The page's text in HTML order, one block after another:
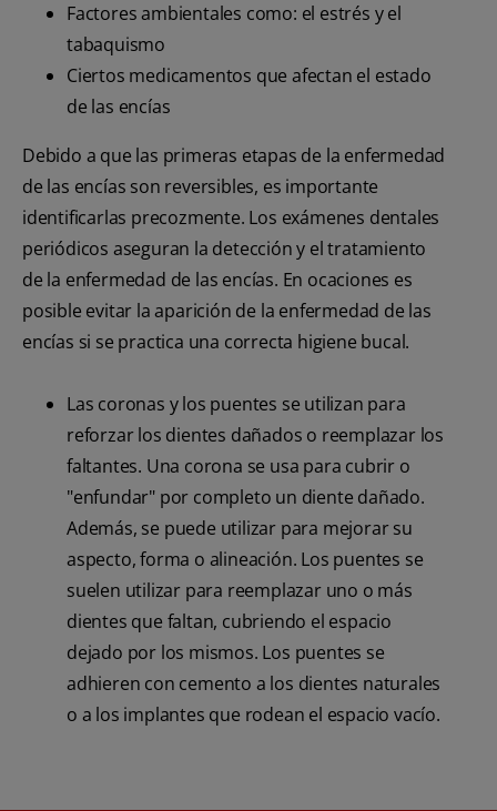
Factores ambientales como: el estrés y el
tabaquismo
Ciertos medicamentos que afectan el estado
de las encías
Debido a que las primeras etapas de la enfermedad
de las encías son reversibles, es importante
identificarlas precozmente. Los exámenes dentales
periódicos aseguran la detección y el tratamiento
de la enfermedad de las encías. En ocaciones es
posible evitar la aparición de la enfermedad de las
encías si se practica una correcta higiene bucal.
Las coronas y los puentes se utilizan para
reforzar los dientes dañados o reemplazar los
faltantes. Una corona se usa para cubrir o
"enfundar" por completo un diente dañado.
Además, se puede utilizar para mejorar su
aspecto, forma o alineación. Los puentes se
suelen utilizar para reemplazar uno o más
dientes que faltan, cubriendo el espacio
dejado por los mismos. Los puentes se
adhieren con cemento a los dientes naturales
o a los implantes que rodean el espacio vacío.